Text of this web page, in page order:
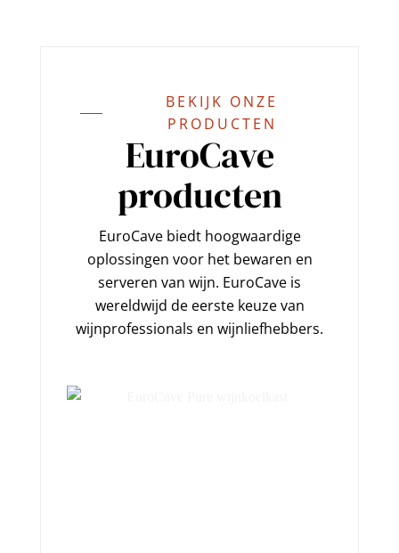
BEKIJK ONZE
PRODUCTEN
EuroCave
producten
EuroCave biedt hoogwaardige
oplossingen voor het bewaren en
serveren van wijn. EuroCave is
wereldwijd de eerste keuze van
wijnprofessionals en wijnliefhebbers.